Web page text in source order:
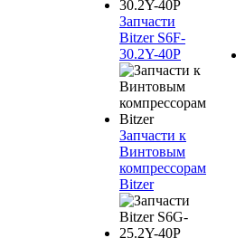
Запчасти
Bitzer S6F-
30.2Y-40P
Запчасти к
Винтовым
компрессорам
Bitzer